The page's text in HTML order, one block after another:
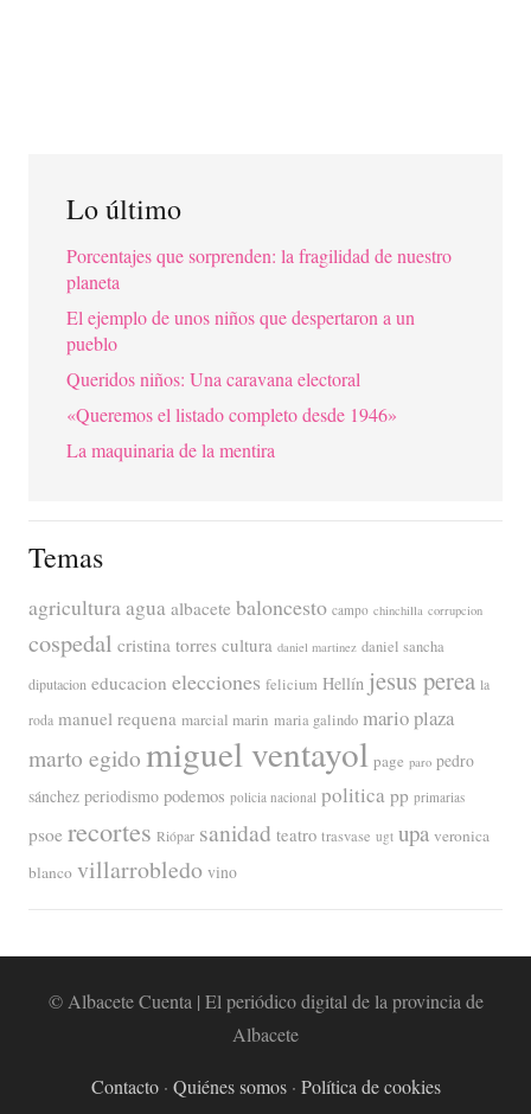
Lo último
Porcentajes que sorprenden: la fragilidad de nuestro
planeta
El ejemplo de unos niños que despertaron a un
pueblo
Queridos niños: Una caravana electoral
«Queremos el listado completo desde 1946»
La maquinaria de la mentira
Temas
agriculturaagua albacete baloncesto campo chinchilla corrupcion
cospedal cristina torres cultura daniel martinez daniel sancha
diputacion educacion elecciones felicium Hellín jesus perea la
roda manuel requena marcial marin maria galindo mario plaza
marto egidomiguel ventayol page paro pedro
sánchez periodismo podemos policia nacional politica pp primarias
psoe recortes Riópar sanidad teatro trasvase ugt upa veronica
blanco villarrobledo vino
© Albacete Cuenta | El periódico digital de la provincia de
Albacete
Contacto· Quiénes somos· Política de cookies